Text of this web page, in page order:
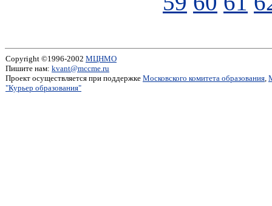
Copyright ©1996-2002 МЦНМО
Пишите нам: kvant@mccme.ru
Проект осуществляется при поддержке Московского комитета образования,
"Курьер образования"